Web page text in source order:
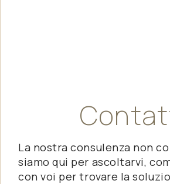
La nostra consulenza non
siamo qui per ascoltarvi,
con voi per trovare la